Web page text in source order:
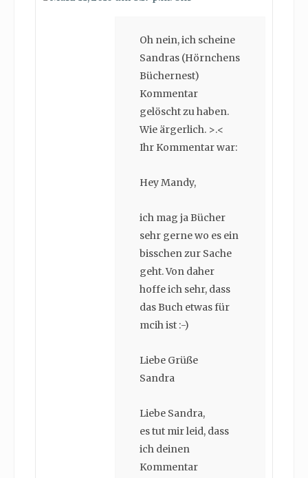
Oh nein, ich scheine
Sandras (Hörnchens
Büchernest)
Kommentar
gelöscht zu haben.
Wie ärgerlich. >.<
Ihr Kommentar war:
Hey Mandy,
ich mag ja Bücher
sehr gerne wo es ein
bisschen zur Sache
geht. Von daher
hoffe ich sehr, dass
das Buch etwas für
mcih ist :-)
Liebe Grüße
Sandra
Liebe Sandra,
es tut mir leid, dass
ich deinen
Kommentar